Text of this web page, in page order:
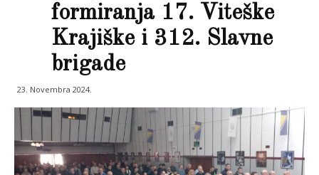
formiranja 17. Viteške
Krajiške i 312. Slavne
brigade
23. Novembra 2024.